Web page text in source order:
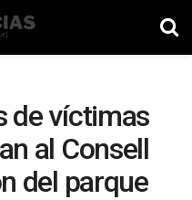
de víctimas
al Consell
del parque